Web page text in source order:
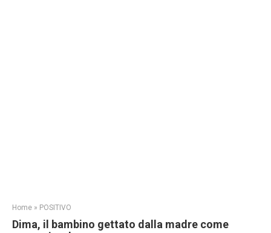
Home » POSITIVO
Dima, il bambino gettato dalla madre come